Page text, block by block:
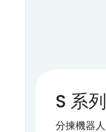
S 系列
分揀機器人